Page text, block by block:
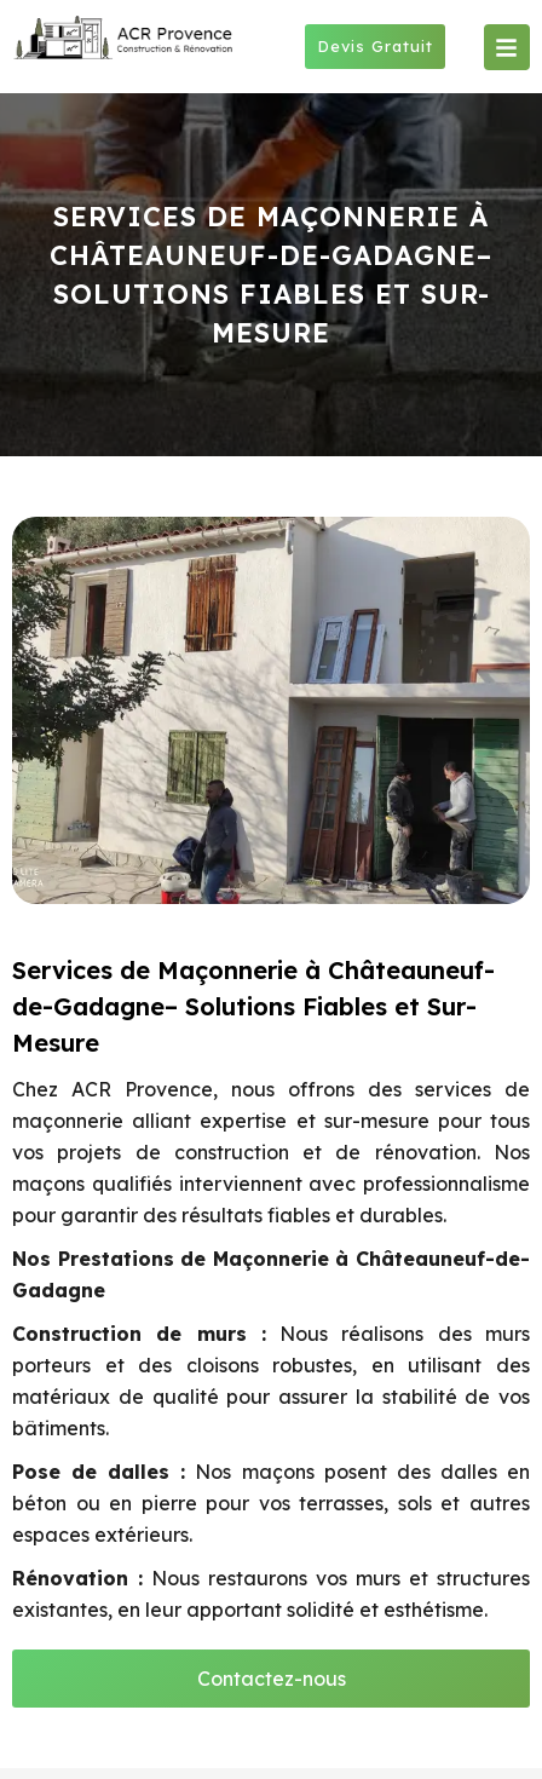
Devis Gratuit
SERVICES DE MAÇONNERIE À
CHÂTEAUNEUF-DE-GADAGNE–
SOLUTIONS FIABLES ET SUR-
MESURE
Services de Maçonnerie à Châteauneuf-
de-Gadagne– Solutions Fiables et Sur-
Mesure
Chez ACR Provence, nous offrons des services de
maçonnerie alliant expertise et sur-mesure pour tous
vos projets de construction et de rénovation. Nos
maçons qualifiés interviennent avec professionnalisme
pour garantir des résultats fiables et durables.
Nos Prestations de Maçonnerie à Châteauneuf-de-
Gadagne
Construction de murs :Nous réalisons des murs
porteurs et des cloisons robustes, en utilisant des
matériaux de qualité pour assurer la stabilité de vos
bâtiments.
Pose de dalles : Nos maçons posent des dalles en
béton ou en pierre pour vos terrasses, sols et autres
espaces extérieurs.
Rénovation : Nous restaurons vos murs et structures
existantes, en leur apportant solidité et esthétisme.
Contactez-nous